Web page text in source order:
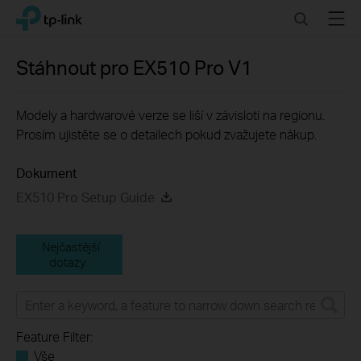
Click
navigation
TP-Link, Reliably Smart SearchMenu
Stáhnout pro EX510 Pro V1
Modely a hardwarové verze se liší v závisloti na regionu.
Prosím ujistěte se o detailech pokud zvažujete nákup.
Dokument
EX510 Pro Setup Guide
Nejčastější
dotazy
Feature Filter:
Vše